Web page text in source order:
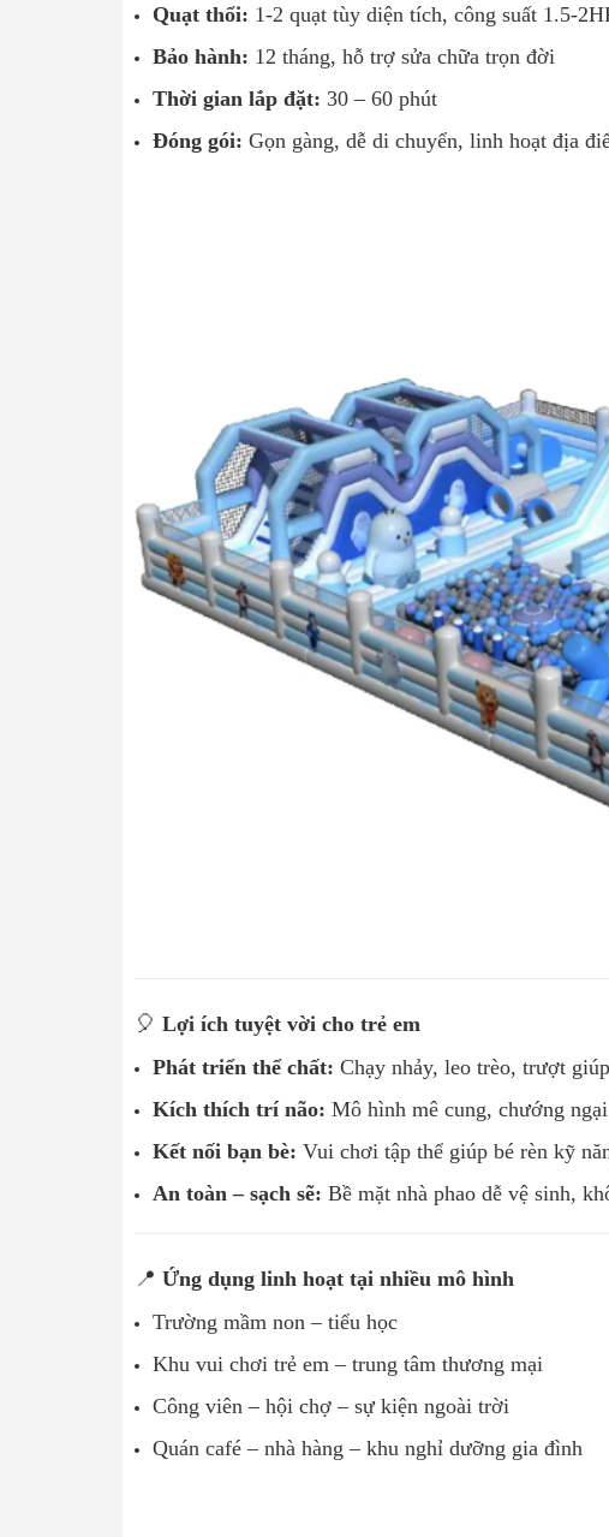
Quạt thổi: 1-2 quạt tùy diện tích, công suất 1.5-
Bảo hành: 12 tháng, hỗ trợ sửa chữa trọn đời
Thời gian lắp đặt: 30 – 60 phút
Đóng gói: Gọn gàng, dễ di chuyển, linh hoạt địa
🎈 Lợi ích tuyệt vời cho trẻ em
Phát triển thể chất: Chạy nhảy, leo trèo, trượt
Kích thích trí não: Mô hình mê cung, chướng
Kết nối bạn bè: Vui chơi tập thể giúp bé rèn kỹ
An toàn – sạch sẽ: Bề mặt nhà phao dễ vệ sinh,
📍 Ứng dụng linh hoạt tại nhiều mô hình
Trường mầm non – tiểu học
Khu vui chơi trẻ em – trung tâm thương mại
Công viên – hội chợ – sự kiện ngoài trời
Quán café – nhà hàng – khu nghỉ dưỡng gia đình